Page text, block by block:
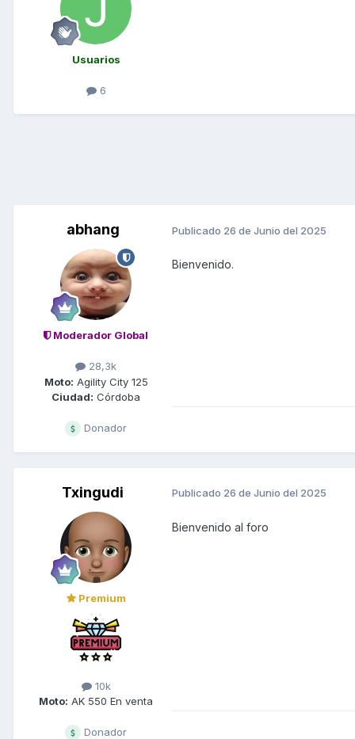
Usuarios
6
abhang
Moderador Global
28,3k
Moto: Agility City 125
Ciudad: Córdoba
Donador
Publicado 26 de Junio del 2025
Bienvenido.
Txingudi
Premium
10k
Moto: AK 550 En venta
Donador
Publicado 26 de Junio del 2025
Bienvenido al foro